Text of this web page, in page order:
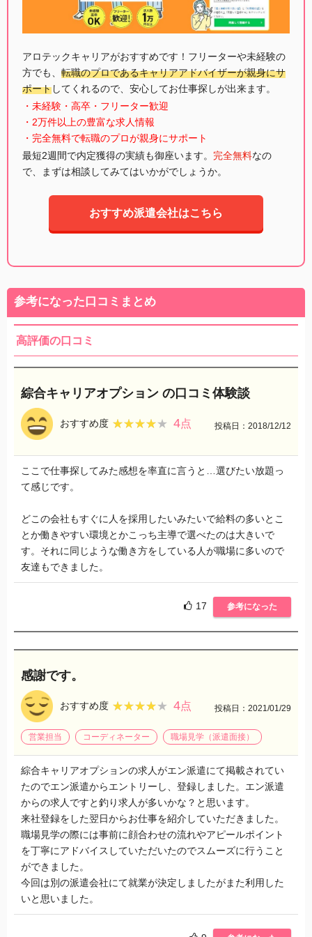
アロテックキャリアがおすすめです！フリーターや未経験の
方でも、 転職のプロであるキャリアアドバイザーが親身にサ
ポートしてくれるので、安心してお仕事探しが出来ます。
・未経験・高卒・フリーター歓迎
・2万件以上の豊富な求人情報
・完全無料で転職のプロが親身にサポート
最短2週間で内定獲得の実績も御座います。 完全無料なの
で、まずは相談してみてはいかがでしょうか。
おすすめ派遣会社はこちら
参考になった口コミまとめ
高評価の口コミ
綜合キャリアオプション の口コミ体験談
おすすめ度 ★★★★★
★★★★★ 4点 投稿日：2018/12/12
ここで仕事探してみた感想を率直に言うと…選びたい放題っ
て感じです。
どこの会社もすぐに人を採用したいみたいで給料の多いとこ
とか働きやすい環境とかこっち主導で選べたのは大きいで
す。それに同じような働き方をしている人が職場に多いので
友達もできました。
17 参考になった
感謝です。
おすすめ度 ★★★★★
★★★★★ 4点 投稿日：2021/01/29
営業担当 コーディネーター 職場見学（派遣面接）
綜合キャリアオプションの求人がエン派遣にて掲載されてい
たのでエン派遣からエントリーし、登録しました。エン派遣
からの求人ですと釣り求人が多いかな？と思います。
来社登録をした翌日からお仕事を紹介していただきました。
職場見学の際には事前に顔合わせの流れやアピールポイント
を丁寧にアドバイスしていただいたのでスムーズに行うこと
ができました。
今回は別の派遣会社にて就業が決定しましたがまた利用した
いと思いました。